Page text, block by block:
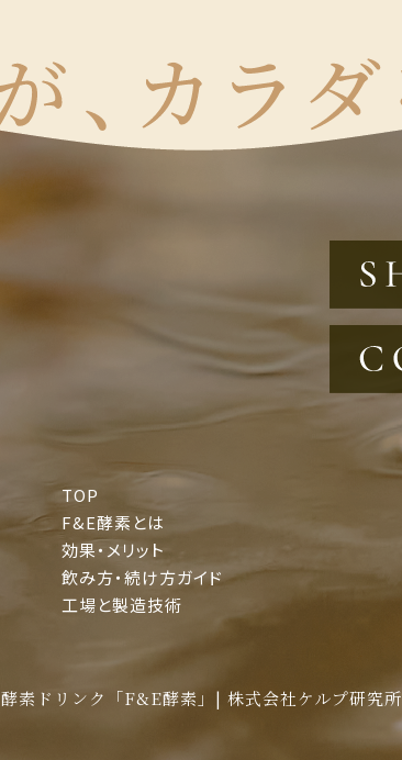
TOP
F&E酵素とは
効果・メリット
飲み方・続け方ガイド
工場と製造技術
酵素ドリンク「F&E酵素」| 株式会社ケルプ研究所